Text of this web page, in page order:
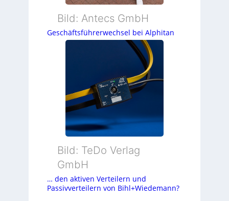
Bild: Antecs GmbH
Geschäftsführerwechsel bei Alphitan
Bild: TeDo Verlag
GmbH
… den aktiven Verteilern und
Passivverteilern von Bihl+Wiedemann?